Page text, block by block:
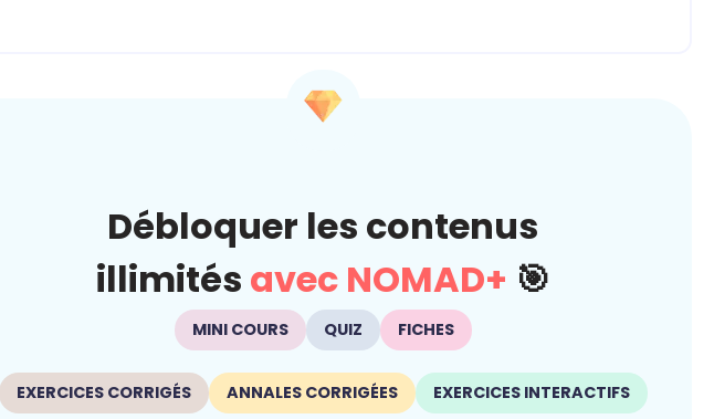
Débloquer les contenus
illimités avec NOMAD+ 🎯
MINI COURS QUIZ FICHES
EXERCICES CORRIGÉS ANNALES CORRIGÉES EXERCICES INTERACTIFS